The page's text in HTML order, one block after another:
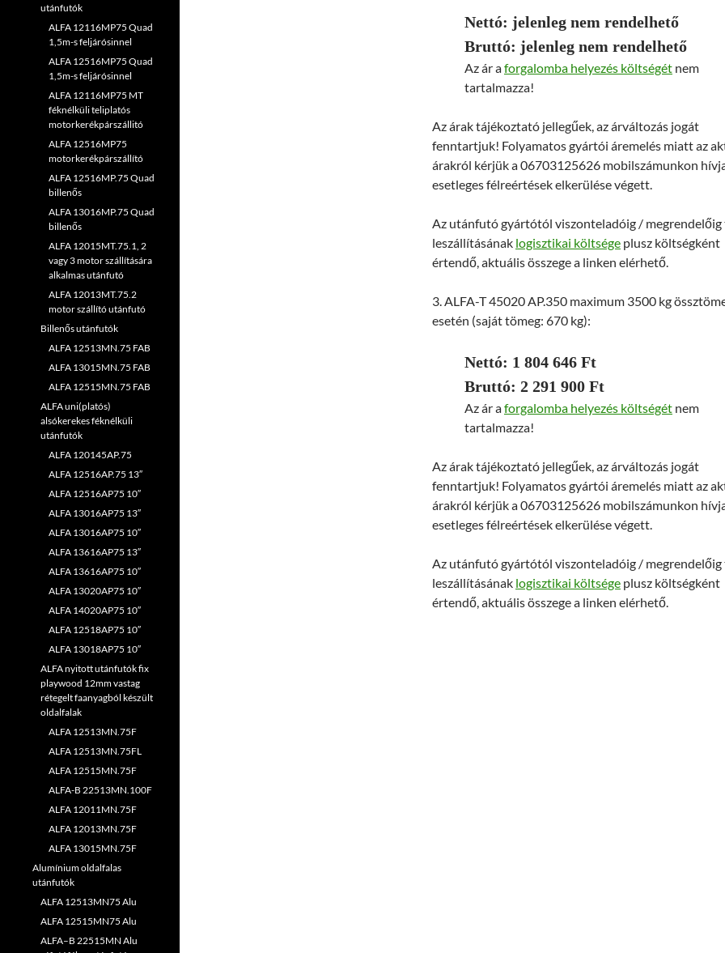
Nettó: jelenleg nem rendelhető
Bruttó: jelenleg nem rendelhető
Az ár aforgalomba helyezés költségét nem
tartalmazza!
Az árak tájékoztató jellegűek, az árváltozás jogát
fenntartjuk! Folyamatos gyártói áremelés miatt az
árakról kérjük a 06703125626 mobilszámunkon
esetleges félreértések elkerülése végett.
Az utánfutó gyártótól viszonteladóig /
leszállításának logisztikai költsége plusz költségként
értendő, aktuális összege a linken elérhető.
3. ALFA-T 45020 AP.350 maximum 3500 kg
esetén (saját tömeg: 670 kg):
Nettó: 1 804 646 Ft
Bruttó: 2 291 900 Ft
Az ár aforgalomba helyezés költségét nem
tartalmazza!
Az árak tájékoztató jellegűek, az árváltozás jogát
fenntartjuk! Folyamatos gyártói áremelés miatt az
árakról kérjük a 06703125626 mobilszámunkon
esetleges félreértések elkerülése végett.
Az utánfutó gyártótól viszonteladóig /
leszállításának logisztikai költsége plusz költségként
értendő, aktuális összege a linken elérhető.
utánfutók
ALFA 12116MP75 Quad
1,5m-s feljárósinnel
ALFA 12516MP75 Quad
1,5m-s feljárósinnel
ALFA 12116MP75 MT
féknélküli teliplatós
motorkerékpárszállitó
ALFA 12516MP75
motorkerékpárszállító
ALFA 12516MP.75 Quad
billenős
ALFA 13016MP.75 Quad
billenős
ALFA 12015MT.75.1, 2
vagy 3 motor szállítására
alkalmas utánfutó
ALFA 12013MT.75.2
motor szállító utánfutó
Billenős utánfutók
ALFA 12513MN.75 FAB
ALFA 13015MN.75 FAB
ALFA 12515MN.75 FAB
ALFA uni(platós)
alsókerekes féknélküli
utánfutók
ALFA 120145AP.75
ALFA 12516AP.75 13″
ALFA 12516AP75 10″
ALFA 13016AP75 13″
ALFA 13016AP75 10″
ALFA 13616AP75 13″
ALFA 13616AP75 10″
ALFA 13020AP75 10″
ALFA 14020AP75 10″
ALFA 12518AP75 10″
ALFA 13018AP75 10″
ALFA nyitott utánfutók fix
playwood 12mm vastag
rétegelt faanyagból készült
oldalfalak
ALFA 12513MN.75F
ALFA 12513MN.75FL
ALFA 12515MN.75F
ALFA-B 22513MN.100F
ALFA 12011MN.75F
ALFA 12013MN.75F
ALFA 13015MN.75F
Alumínium oldalfalas
utánfutók
ALFA 12513MN75 Alu
ALFA 12515MN75 Alu
ALFA–B 22515MN Alu